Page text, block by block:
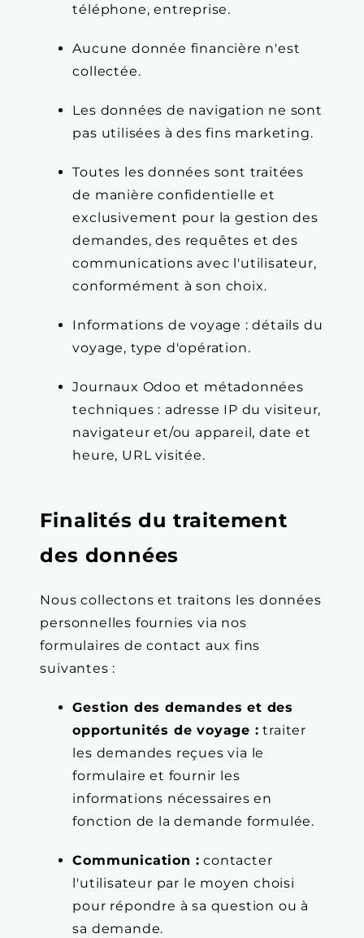
téléphone, entreprise.
Aucune donnée financière n'est
collectée.
Les données de navigation ne sont
pas utilisées à des fins marketing.
Toutes les données sont traitées
de manière confidentielle et
exclusivement pour la gestion des
demandes, des requêtes et des
communications avec l'utilisateur,
conformément à son choix.
Informations de voyage : détails du
voyage, type d'opération.
Journaux Odoo et métadonnées
techniques : adresse IP du visiteur,
navigateur et/ou appareil, date et
heure, URL visitée.
Finalités du traitement
des données
Nous collectons et traitons les données
personnelles fournies via nos
formulaires de contact aux fins
suivantes :
Gestion des demandes et des
opportunités de voyage : traiter
les demandes reçues via le
formulaire et fournir les
informations nécessaires en
fonction de la demande formulée.
Communication : contacter
l'utilisateur par le moyen choisi
pour répondre à sa question ou à
sa demande.